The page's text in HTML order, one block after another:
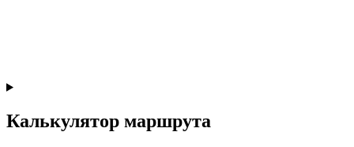
Калькулятор маршрута